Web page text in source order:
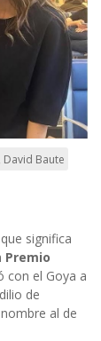
Baute
significa
Premio
con el Goya a
de
al de